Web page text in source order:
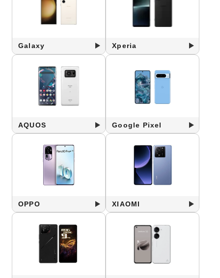
Galaxy Xperia
AQUOS Google Pixel
OPPO XIAOMI